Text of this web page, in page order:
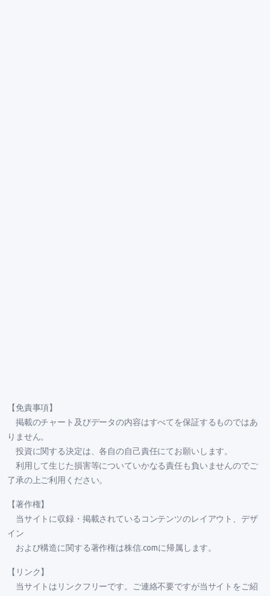
【免責事項】
掲載のチャート及びデータの内容はすべてを保証するものではあ
りません。
投資に関する決定は、各自の自己責任にてお願いします。
利用して生じた損害等についていかなる責任も負いませんのでご
了承の上ご利用ください。
【著作権】
当サイトに収録・掲載されているコンテンツのレイアウト、デザ
イン
および構造に関する著作権は株信.comに帰属します。
【リンク】
当サイトはリンクフリーです。ご連絡不要ですが当サイトをご紹